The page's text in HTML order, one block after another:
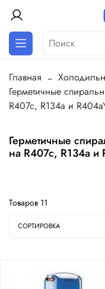
Главная
Герметичные
R407c, R134a и
Герметичные
на R407c, R134a
Товаров 11
СОРТИРОВКА